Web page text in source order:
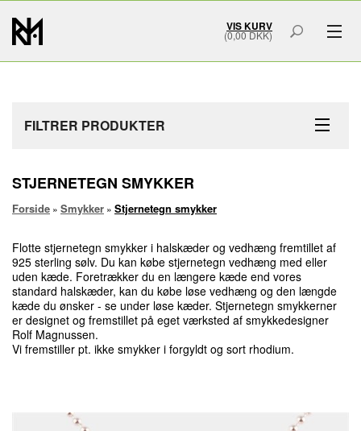
VIS KURV
(0,00 DKK)
BOLIG & HOME ART
ACCESSORIES
SMYKKESKRIN
URSKRIN
FORSIDE OM OS
GRAVERING LEVERING & AFHENTNING
FILTRER PRODUKTER
STJERNETEGN SMYKKER
Forside » Smykker » Stjernetegn smykker
Flotte stjernetegn smykker i halskæder og vedhæng fremtillet af
925 sterling sølv. Du kan købe stjernetegn vedhæng med eller
uden kæde. Foretrækker du en længere kæde end vores
standard halskæder, kan du købe løse vedhæng og den længde
kæde du ønsker - se under løse kæder. Stjernetegn smykkerner
er designet og fremstillet på eget værksted af smykkedesigner
Rolf Magnussen.
Vi fremstiller pt. ikke smykker i forgyldt og sort rhodium.